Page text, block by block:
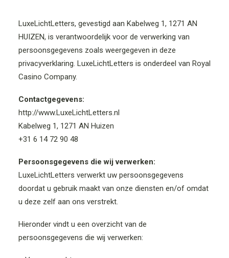
INFORMATIE
VOOR ELKE GELEGENHEID
IMPRESSIE
VRIJBLIJVENDE OFFERTE
LuxeLichtLetters, gevestigd aan Kabelweg 1, 1271 AN
HUIZEN, is verantwoordelijk voor de verwerking van
persoonsgegevens zoals weergegeven in deze
privacyverklaring. LuxeLichtLetters is onderdeel van Royal
Casino Company.
Contactgegevens:
http://www.LuxeLichtLetters.nl
Kabelweg 1, 1271 AN Huizen
+31 6 14 72 90 48
Persoonsgegevens die wij verwerken:
LuxeLichtLetters verwerkt uw persoonsgegevens
doordat u gebruik maakt van onze diensten en/of omdat
u deze zelf aan ons verstrekt.
Hieronder vindt u een overzicht van de
persoonsgegevens die wij verwerken: